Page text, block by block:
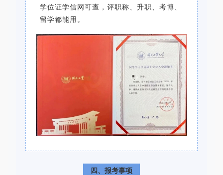
学位证学信网可查，评职称、升职、考博、
留学都能用。
四、报考事项